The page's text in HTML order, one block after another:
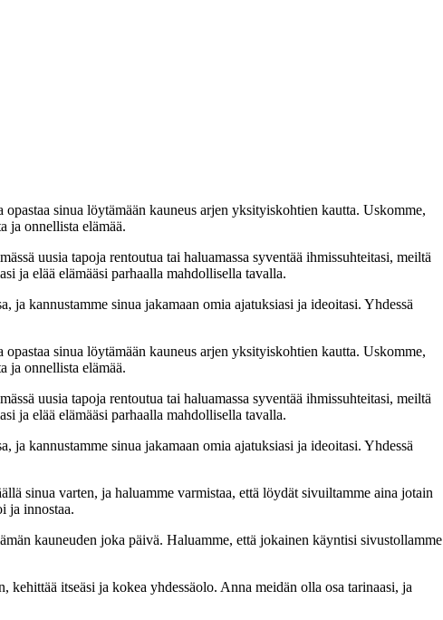
sinua löytämään kauneus arjen yksityiskohtien kautta. Uskomme,
ja onnellista elämää.
uusia tapoja rentoutua tai haluamassa syventää ihmissuhteitasi, meiltä
ja elää elämääsi parhaalla mahdollisella tavalla.
kannustamme sinua jakamaan omia ajatuksiasi ja ideoitasi. Yhdessä
sinua löytämään kauneus arjen yksityiskohtien kautta. Uskomme,
ja onnellista elämää.
uusia tapoja rentoutua tai haluamassa syventää ihmissuhteitasi, meiltä
ja elää elämääsi parhaalla mahdollisella tavalla.
kannustamme sinua jakamaan omia ajatuksiasi ja ideoitasi. Yhdessä
sinua varten, ja haluamme varmistaa, että löydät sivuiltamme aina jotain
ja innostaa.
kauneuden joka päivä. Haluamme, että jokainen käyntisi sivustollamme
itseäsi ja kokea yhdessäolo. Anna meidän olla osa tarinaasi, ja